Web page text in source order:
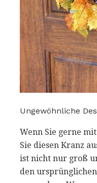
Ungewöhnliche
Wenn Sie gerne
Sie diesen Kranz
ist nicht nur groß
den